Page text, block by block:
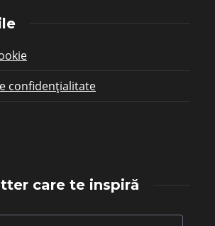
confidențialitate
care te inspiră